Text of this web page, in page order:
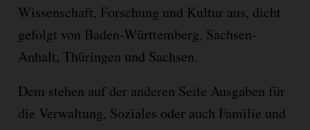
Wissenschaft, Forschung und Kultur aus, dicht
gefolgt von Baden-Württemberg, Sachsen-
Anhalt, Thüringen und Sachsen.
Dem stehen auf der anderen Seite Ausgaben für
die Verwaltung, Soziales oder auch Familie und